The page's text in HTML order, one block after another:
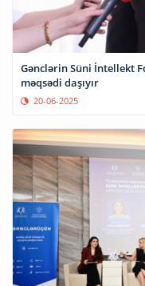
Gənclərin Süni İntellekt
məqsədi daşıyır
20-06-2025